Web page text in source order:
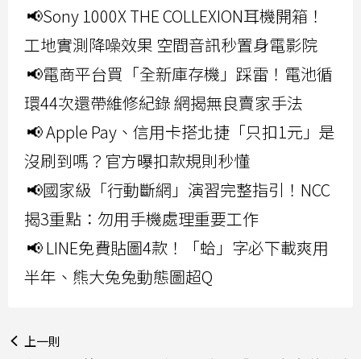
📢Sony 1000X THE COLLEXION耳機開箱！
工地實測降噪效果 空間音訊秒置身電影院
📢電商平台買「全新庫存機」踩雷！電池循
環44次還帶維修紀錄 網揭無良賣家手法
📢 Apple Pay、信用卡搭北捷「只扣1元」是
沒刷到嗎？官方曝扣款規則秒懂
📢國家級「行動斷網」演習完整指引！NCC
揭3重點：勿用手機處理重要工作
📢 LINE免費貼圖4款！「蛤」字必下載爽用
半年、熊大兔兔動態圖超Q
上一則